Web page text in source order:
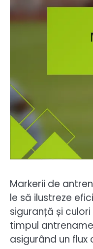
Markerii de
le să ilustreze
siguranță și
timpul
asigurând un flux